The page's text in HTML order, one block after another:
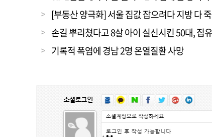
[부동산 양극화] 서울 집값 잡으려다 지방 다
손길 뿌리쳤다고 8살 아이 실신시킨 50대, 집유
기록적 폭염에 경남 2명 온열질환 사망